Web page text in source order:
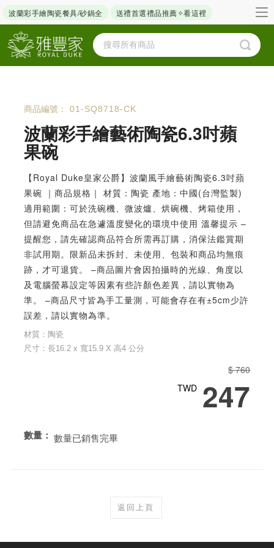
波蘭彩手繪陶瓷餐具/砂鍋全 送禮首選禮品推薦✧看這裡
商品編號： 01-SQ8718-CK
波蘭彩手繪藝術陶瓷6.3吋蘋
果碗
【Royal Duke皇家公爵】波蘭風手繪藝術陶瓷6.3吋蘋
果碗 ｜商品規格｜ 材質：陶瓷 產地：中國(台灣監製)
適用範圍：可於洗碗機、微波爐、烘碗機、烤箱使用，
但請避免商品在急遽溫度變化的環境中使用 溫馨提示 –
提醒您，請先確認商品符合所需再訂購，消保法鑑賞期
非試用期。限新品未拆封、未使用、包裝和商品均無痕
跡，才可退貨。 –商品圖片會因拍攝時的光線、角度以
及電腦螢幕設定等因素有些許顏色差異，請以實物為
準。 –商品尺寸皆為手工量測，可能會存在有±5cm少許
誤差，請以實物為準。
材質：陶瓷
尺寸：長16.2 x 寬15.9 X 高4 公分
$ 760
TWD 247
數量： 數量已銷售完畢
返回上頁